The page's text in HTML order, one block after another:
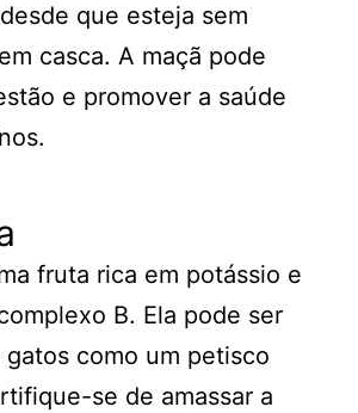
que esteja sem
casca. A maçã pode
e promover a saúde
fruta rica em potássio e
B. Ela pode ser
como um petisco
se de amassar a